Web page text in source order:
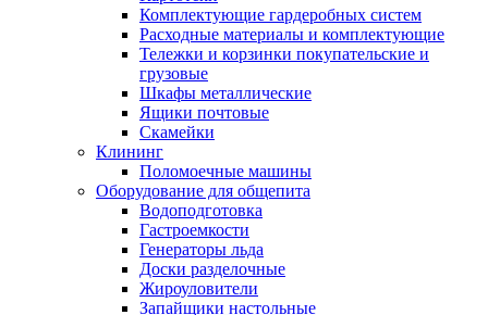
Комплектующие гардеробных систем
Расходные материалы и комплектующие
Тележки и корзинки покупательские и
грузовые
Шкафы металлические
Ящики почтовые
Скамейки
Клининг
Поломоечные машины
Оборудование для общепита
Водоподготовка
Гастроемкости
Генераторы льда
Доски разделочные
Жироуловители
Запайщики настольные